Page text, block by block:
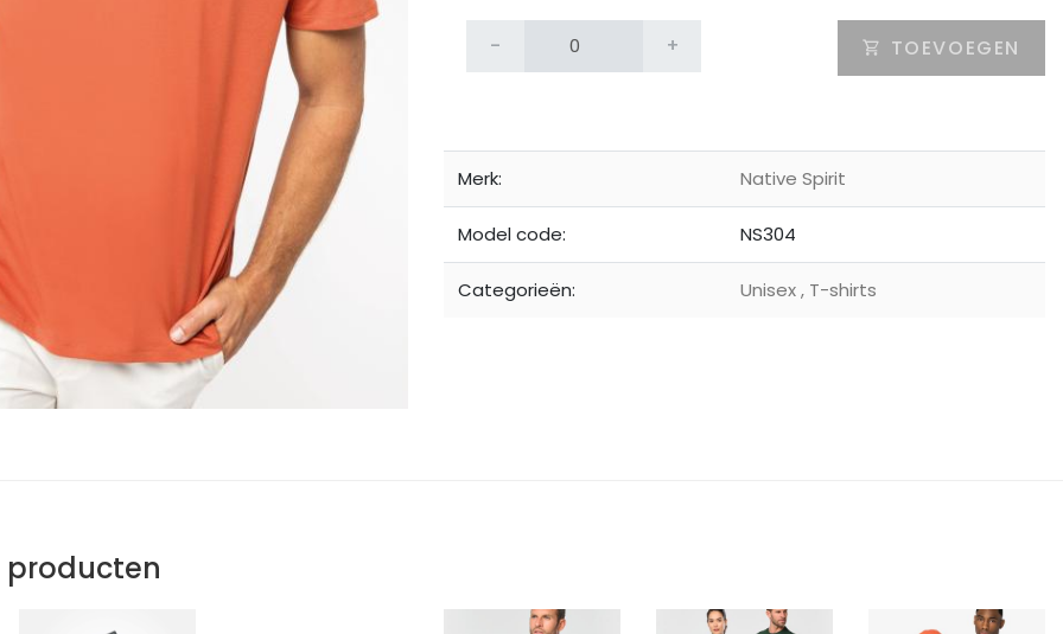
- + TOEVOEGEN
Merk: Native Spirit
Model code: NS304
Categorieën: Unisex, T-shirts
producten